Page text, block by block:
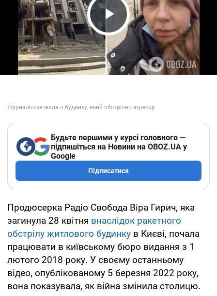
Play Video
Будьте першими у курсі головного —
підпишіться на Новини на OBOZ.UA у
Google
Підписатися
Продюсерка Радіо Свобода Віра Гирич, яка
загинула 28 квітня внаслідок ракетного
обстрілу житлового будинку в Києві, почала
працювати в київському бюро видання з 1
лютого 2018 року. У своєму останньому
відео, опублікованому 5 березня 2022 року,
вона показувала, як війна змінила столицю.